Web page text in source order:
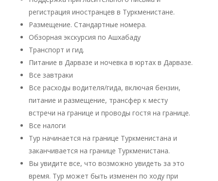
регистрация иностранцев в Туркменистане.
Размещение. Стандартные номера.
Обзорная экскурсия по Ашхабаду
Транспорт и гид.
Питание в Дарвазе и ночевка в юртах в Дарвазе.
Все завтраки
Все расходы водителя/гида, включая бензин,
питание и размещение, трансфер к месту
встречи на границе и проводы гостя на границе.
Все налоги
Тур начинается на границе Туркменистана и
заканчивается на границе Туркменистана.
Вы увидите все, что возможно увидеть за это
время. Тур может быть изменен по ходу при